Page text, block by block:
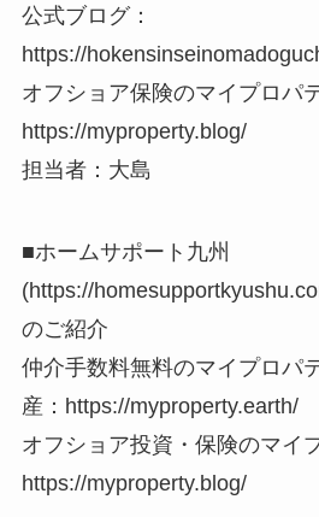
公式ブログ：
https://
オフショア保険のマイプロパ
https://myproperty.blog/
担当者：大島
■ホームサポート九州
(https://
のご紹介
仲介手数料無料のマイプロパ
産：https://myproperty.earth/
オフショア投資・保険のマイ
https://myproperty.blog/